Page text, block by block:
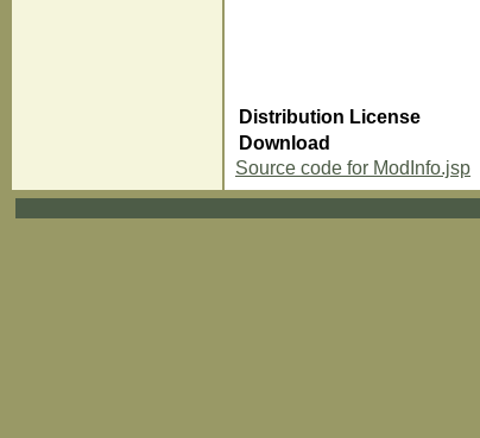
Distribution License
Download
Source code for ModInfo.jsp